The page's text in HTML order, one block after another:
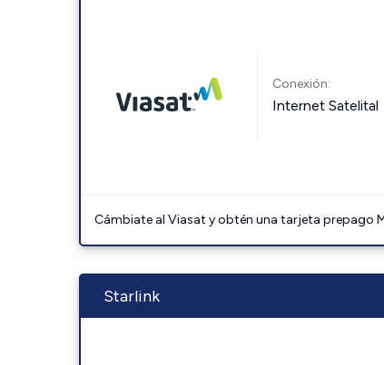
Conexión:
Internet Satelital
Cámbiate al Viasat y obtén una tarjeta prepago
Starlink